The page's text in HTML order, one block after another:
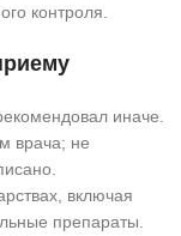
контроля.
иначе.
врача; не
включая
препараты.